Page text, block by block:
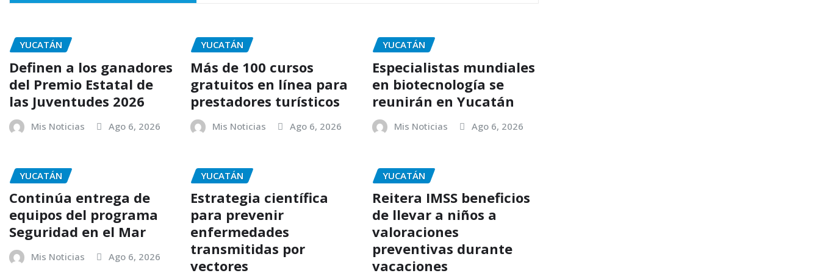
YUCATÁN
Definen a los ganadores
del Premio Estatal de
las Juventudes 2026
Mis Noticias Ago 6, 2026
YUCATÁN
Más de 100 cursos
gratuitos en línea para
prestadores turísticos
Mis Noticias Ago 6, 2026
YUCATÁN
Especialistas mundiales
en biotecnología se
reunirán en Yucatán
Mis Noticias Ago 6, 2026
YUCATÁN
Continúa entrega de
equipos del programa
Seguridad en el Mar
Mis Noticias Ago 6, 2026
YUCATÁN
Estrategia científica
para prevenir
enfermedades
transmitidas por
vectores
YUCATÁN
Reitera IMSS beneficios
de llevar a niños a
valoraciones
preventivas durante
vacaciones